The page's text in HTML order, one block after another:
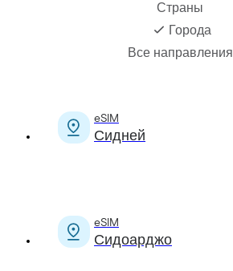
Страны
Города
Все направления
eSIM
Сидней
eSIM
Сидоарджо